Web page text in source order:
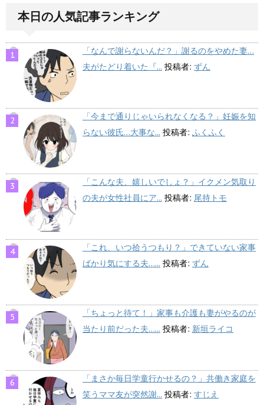
本日の人気記事ランキング
「なんで謝らないんだ？」謝るのをやめた妻…
夫がたどり着いた『... 投稿者: ずん
「今まで通りじゃいられなくなる？」妊娠を知
らない彼氏…大事な... 投稿者: ふくふく
「こんな夫、嬉しいでしょ？」イクメン気取り
の夫が女性社員にア... 投稿者: 尾持トモ
「これ、いつ拾うつもり？」できていない家事
ばかり気にする夫…... 投稿者: ずん
「ちょっと待て！」家事も介護も妻がやるのが
当たり前だった夫…... 投稿者: 新垣ライコ
「まさか毎日学童行かせるの？」共働き家庭を
笑うママ友が突然謝... 投稿者: すじえ